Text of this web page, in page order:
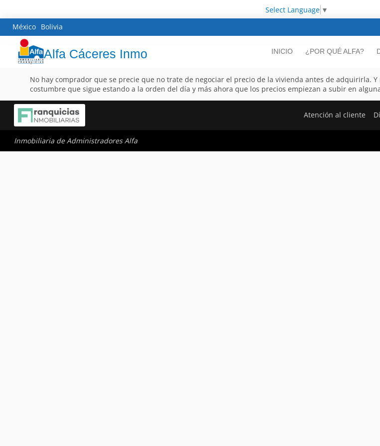
Select Language ▼
México Bolivia
Alfa Cáceres Inmo INICIO ¿POR QUÉ ALFA?
No hay comprador que se precie que no trate de negociar el precio de la vivienda antes de adquirirla.
costumbre que sigue estando a la orden del día y más ahora que los precios empiezan a subir en
Atención al cliente
Inmobiliaria de Administradores Alfa